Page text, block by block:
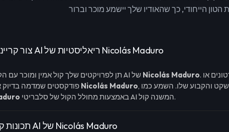
צור קריינות AI ריאליסטיות של Nicolás Maduro
Nicolás Maduro. כלי זה עוזר לך להקליט אודיו לסרטונים או
Nicolás Maduro
באמצעות מחולל הקול של סלבריטי AI המשנה קול.
תכונות קול AI של Nicolás Maduro